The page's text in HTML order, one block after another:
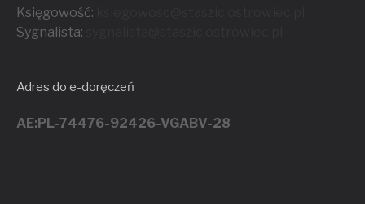
Księgowość:
Sygnalista:
Adres do e-doręczeń
AE:PL-74476-92426-VGABV-28